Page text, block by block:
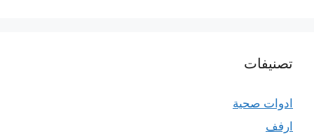
تصنيفات
ادوات صحية
ارفف